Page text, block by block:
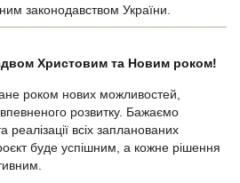
законодавством України.
Христовим та Новим роком!
роком нових можливостей,
розвитку. Бажаємо
реалізації всіх запланованих
буде успішним, а кожне рішення